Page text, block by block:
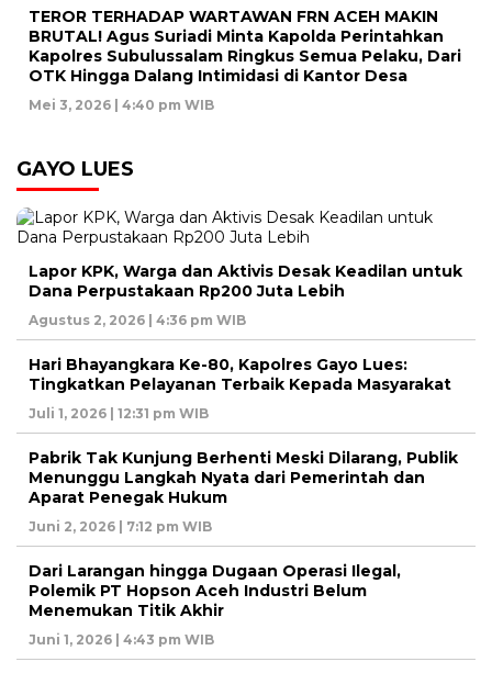
TEROR TERHADAP WARTAWAN FRN ACEH MAKIN
BRUTAL! Agus Suriadi Minta Kapolda Perintahkan
Kapolres Subulussalam Ringkus Semua Pelaku, Dari
OTK Hingga Dalang Intimidasi di Kantor Desa
Mei 3, 2026 | 4:40 pm WIB
GAYO LUES
Lapor KPK, Warga dan Aktivis Desak Keadilan untuk
Dana Perpustakaan Rp200 Juta Lebih
Agustus 2, 2026 | 4:36 pm WIB
Hari Bhayangkara Ke-80, Kapolres Gayo Lues:
Tingkatkan Pelayanan Terbaik Kepada Masyarakat
Juli 1, 2026 | 12:31 pm WIB
Pabrik Tak Kunjung Berhenti Meski Dilarang, Publik
Menunggu Langkah Nyata dari Pemerintah dan
Aparat Penegak Hukum
Juni 2, 2026 | 7:12 pm WIB
Dari Larangan hingga Dugaan Operasi Ilegal,
Polemik PT Hopson Aceh Industri Belum
Menemukan Titik Akhir
Juni 1, 2026 | 4:43 pm WIB